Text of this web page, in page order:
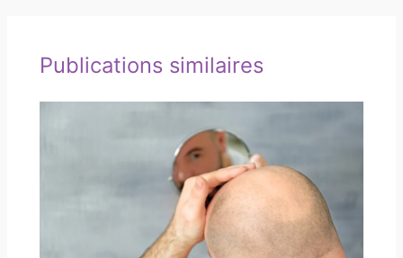
Publications similaires